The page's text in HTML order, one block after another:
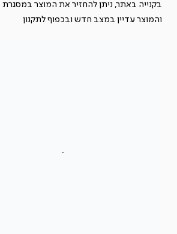
מבטלות
רעשים
והמוצר עדיין במצב חדש ובכפוף לתקנון